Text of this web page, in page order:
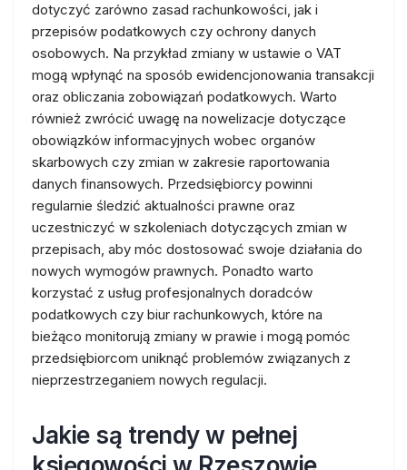
dotyczyć zarówno zasad rachunkowości, jak i
przepisów podatkowych czy ochrony danych
osobowych. Na przykład zmiany w ustawie o VAT
mogą wpłynąć na sposób ewidencjonowania transakcji
oraz obliczania zobowiązań podatkowych. Warto
również zwrócić uwagę na nowelizacje dotyczące
obowiązków informacyjnych wobec organów
skarbowych czy zmian w zakresie raportowania
danych finansowych. Przedsiębiorcy powinni
regularnie śledzić aktualności prawne oraz
uczestniczyć w szkoleniach dotyczących zmian w
przepisach, aby móc dostosować swoje działania do
nowych wymogów prawnych. Ponadto warto
korzystać z usług profesjonalnych doradców
podatkowych czy biur rachunkowych, które na
bieżąco monitorują zmiany w prawie i mogą pomóc
przedsiębiorcom uniknąć problemów związanych z
nieprzestrzeganiem nowych regulacji.
Jakie są trendy w pełnej